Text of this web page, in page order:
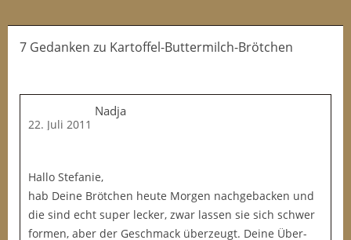
7 Gedanken zu Kartoffel-Buttermilch-Brötchen
Nadja
22. Juli 2011
Hallo Stefanie,
hab Deine Brötchen heute Morgen nachgebacken und
die sind echt super lecker, zwar lassen sie sich schwer
formen, aber der Geschmack überzeugt. Deine Über-